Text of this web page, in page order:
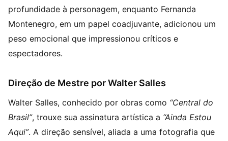
profundidade à personagem, enquanto Fernanda
Montenegro, em um papel coadjuvante, adicionou um
peso emocional que impressionou críticos e
espectadores.
Direção de Mestre por Walter Salles
Walter Salles, conhecido por obras como “Central do
Brasil”, trouxe sua assinatura artística a “Ainda Estou
Aqui”. A direção sensível, aliada a uma fotografia que